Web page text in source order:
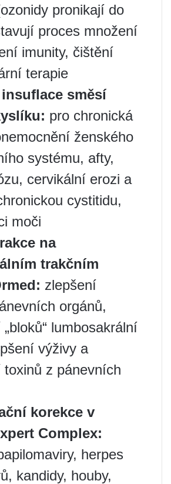
pronikají do
proces množení
imunity, čištění
terapie
směsí
pro chronická
ženského
systému, afty,
cervikální erozi a
cystitidu,
moči
na
trakčním
zlepšení
orgánů,
lumbosakrální
výživy a
toxinů z pánevních
korekce v
Complex:
herpes
kandidy, houby,